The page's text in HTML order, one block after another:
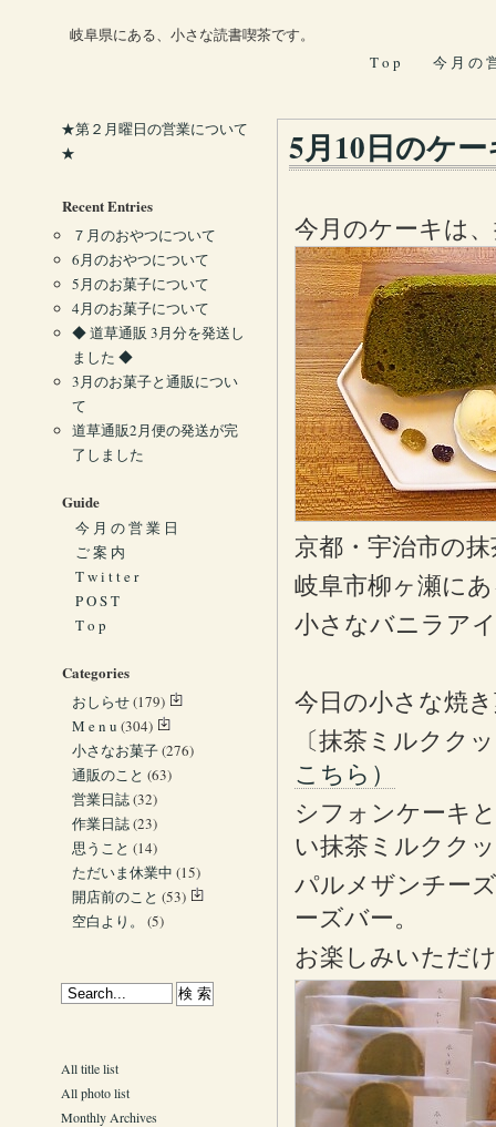
岐阜県にある、小さな読書喫茶です。
T o p
今 月 の
5月10日のケ
今月のケーキは
京都・宇治市の
岐阜市柳ヶ瀬に
小さなバニラア
今日の小さな焼
〔抹茶ミルクク
こちら）
シフォンケーキ
い抹茶ミルクク
パルメザンチー
ーズバー。
お楽しみいただ
★第２月曜日の営業について
★
Recent Entries
７月のおやつについて
6月のおやつについて
5月のお菓子について
4月のお菓子について
◆ 道草通販 3月分を発送し
ました ◆
3月のお菓子と通販につい
て
道草通販2月便の発送が完
了しました
Guide
今 月 の 営 業 日
ご 案 内
T w i t t e r
P O S T
T o p
Categories
おしらせ(179)
M e n u (304)
小さなお菓子(276)
通販のこと (63)
営業日誌(32)
作業日誌(23)
思うこと (14)
ただいま休業中 (15)
開店前のこと (53)
空白より。
(5)
All title list
All photo list
Monthly Archives